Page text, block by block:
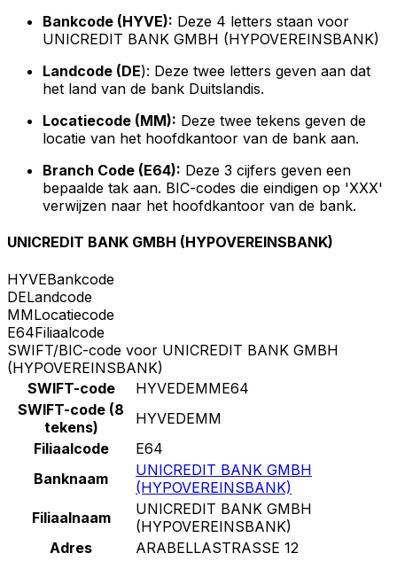
Bankcode (HYVE): Deze 4 letters staan voor
UNICREDIT BANK GMBH (HYPOVEREINSBANK)
Landcode (DE): Deze twee letters geven aan dat
het land van de bank Duitslandis.
Locatiecode (MM): Deze twee tekens geven de
locatie van het hoofdkantoor van de bank aan.
Branch Code (E64): Deze 3 cijfers geven een
bepaalde tak aan. BIC-codes die eindigen op 'XXX'
verwijzen naar het hoofdkantoor van de bank.
UNICREDIT BANK GMBH (HYPOVEREINSBANK)
HYVEBankcode
DELandcode
MMLocatiecode
E64Filiaalcode
SWIFT/BIC-code voor UNICREDIT BANK GMBH
(HYPOVEREINSBANK)
SWIFT-code
HYVEDEMME64
SWIFT-code (8
tekens)
HYVEDEMM
Filiaalcode
E64
Banknaam
UNICREDIT BANK GMBH
(HYPOVEREINSBANK)
Filiaalnaam
UNICREDIT BANK GMBH
(HYPOVEREINSBANK)
Adres
ARABELLASTRASSE 12